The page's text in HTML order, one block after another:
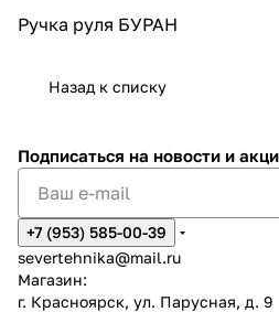
Ручка руля БУРАН
Назад к списку
Подписаться на новости и
+7 (953) 585-00-39
severtehnika@mail.ru
Магазин:
г. Красноярск, ул. Парусная, д. 9